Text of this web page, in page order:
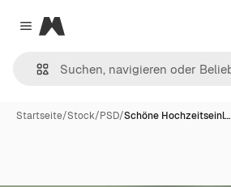
Close menu
Magnific
Startseite/Stock/PSD/Schöne Hochzeitseinl…